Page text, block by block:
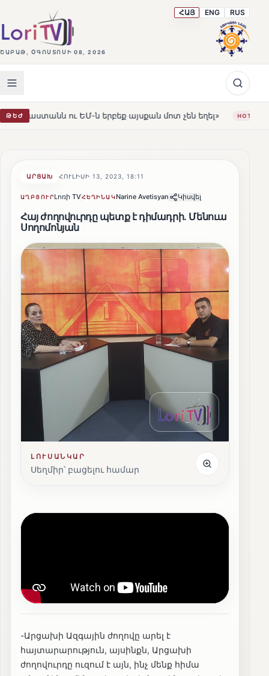
ՇԱԲԱԹ, ՕԳՈՍՏՈՍԻ 08, 2026
ՀԱՅ ENG RUS
ԹԵԺ
ու ԵՄ-ն երբեք այսքան մոտ չեն եղել» HOT
ԱՐՑԱԽ ՀՈՒԼԻՍԻ 13, 2023, 18:11
ԱՂԲՅՈՒՐԼոռի TVՀԵՂԻՆԱԿNarine Avetisyan Կիսվել
Հայ ժողովուրդը պետք է դիմադրի. Մենուա
Սողոմոնյան
ԼՈՒՍԱՆԿԱՐ
Սեղմիր՝ բացելու համար
-Արցախի Ազգային ժողովը արել է
հայտարարություն, այսինքն, Արցախի
ժողովուրդը ուզում է այն, ինչ մենք հիմա